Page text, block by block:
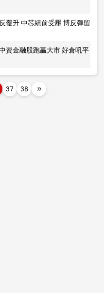
覆升 中芯績前受壓 博反彈留
資金融股跑贏大市 好倉吼平
37 38